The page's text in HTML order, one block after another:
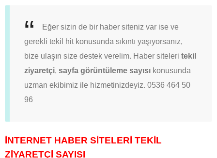
Eğer sizin de bir haber siteniz var ise ve
gerekli tekil hit konusunda sıkıntı yaşıyorsanız,
bize ulaşın size destek verelim. Haber siteleri tekil
ziyaretçi, sayfa görüntüleme sayısı konusunda
uzman ekibimiz ile hizmetinizdeyiz. 0536 464 50
96
İNTERNET HABER SİTELERİ TEKİL
ZİYARETÇİ SAYISI